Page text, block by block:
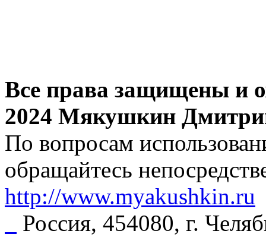
Все права защищены и
2024 Мякушкин
По вопросам
обращайтесь
http://www.myakushkin.ru
Россия, 454080, г.